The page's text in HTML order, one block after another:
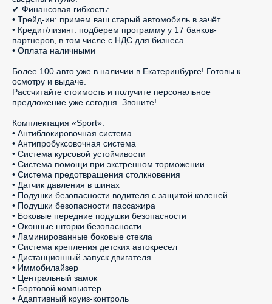
✔ Финансовая гибкость:
• Трейд-ин: примем ваш старый автомобиль в зачёт
• Кредит/лизинг: подберем программу у 17 банков-
партнеров, в том числе с НДС для бизнеса
• Оплата наличными
Более 100 авто уже в наличии в Екатеринбурге! Готовы к
осмотру и выдаче.
Рассчитайте стоимость и получите персональное
предложение уже сегодня. Звоните!
Комплектация «Sport»:
• Антиблокировочная система
• Антипробуксовочная система
• Система курсовой устойчивости
• Система помощи при экстренном торможении
• Система предотвращения столкновения
• Датчик давления в шинах
• Подушки безопасности водителя с защитой коленей
• Подушки безопасности пассажира
• Боковые передние подушки безопасности
• Оконные шторки безопасности
• Ламинированные боковые стекла
• Система крепления детских автокресел
• Дистанционный запуск двигателя
• Иммобилайзер
• Центральный замок
• Бортовой компьютер
• Адаптивный круиз-контроль